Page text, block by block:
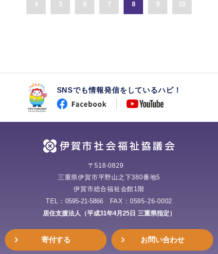
4 5 6 7 8 9 10
SNSでも情報発信をしているハピ！
〒518-0829
三重県伊賀市平野山之下380番地5
伊賀市総合福祉会館1階
TEL： 0595-21-5866FAX：0595-26-0002
居住支援法人（平成31年4月25日 三重県指定）
寄付する お問い合わせ